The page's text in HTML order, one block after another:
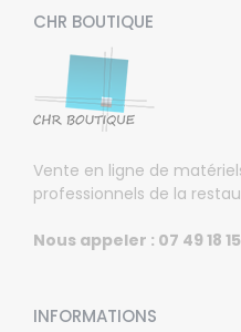
CHR BOUTIQUE
Vente en ligne de
professionnels de la
Nous appeler : 07 49 18
INFORMATIONS